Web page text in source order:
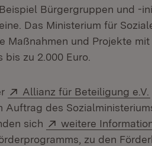
Bürgergruppen und -
Das Ministerium für
Maßnahmen und Projekte mit
zu 2.000 Euro.
Extern:
Allianz für Beteiligung e.V.
Auftrag des
sich
Extern:
weitere
zu den